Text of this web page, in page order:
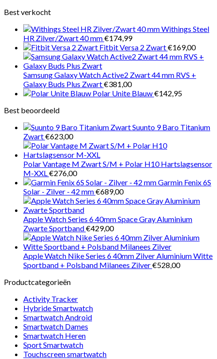
Best verkocht
Withings Steel
HR Zilver/Zwart 40 mm€174,99
Fitbit Versa 2 Zwart€169,00
Samsung Galaxy Watch Active2 Zwart 44 mm RVS +
Galaxy Buds Plus Zwart€381,00
Polar Unite Blauw€142,95
Best beoordeeld
Suunto 9 Baro Titanium
Zwart€623,00
Polar Vantage M Zwart S/M + Polar H10 Hartslagsensor
M-XXL €276,00
Garmin Fenix 6S
Solar - Zilver - 42 mm€689,00
Apple Watch Series 6 40mm Space Gray Aluminium
Zwarte Sportband€429,00
Apple Watch Nike Series 6 40mm Zilver Aluminium Witte
Sportband + Polsband Milanees Zilver€528,00
Productcategorieën
Activity Tracker
Hybride Smartwatch
Smartwatch Android
Smartwatch Dames
Smartwatch Heren
Sport Smartwatch
Touchscreen smartwatch